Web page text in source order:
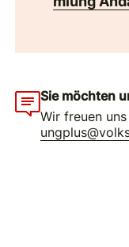
Sie möchten
Wir freuen